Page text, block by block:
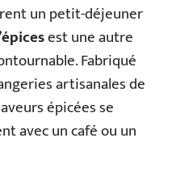
un petit-déjeuner
est une autre
Fabriqué
artisanales de
épicées se
avec un café ou un